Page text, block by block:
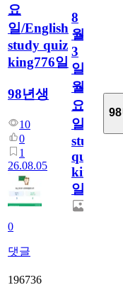
요
일/English
study quiz
king776일
98년생
10
0
1
26.08.05
0
댓글
8
월
3
일
월
요
일/
study
quiz
king776
일
196736